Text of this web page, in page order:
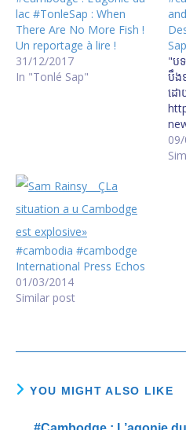
lac #TonleSap : When
There Are No More Fish !
Un reportage à lire !
31/12/2017
In "Tonlé Sap"
"ប
បឹង​
ដោ
#cambodia #cambodge
International Press Echos
01/03/2014
Similar post
YOU MIGHT ALSO LIKE